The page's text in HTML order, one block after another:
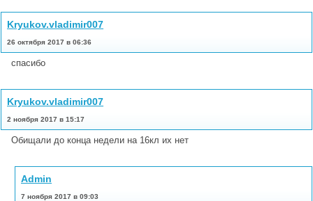
Kryukov.vladimir007
26 октября 2017 в 06:36
спасибо
Kryukov.vladimir007
2 ноября 2017 в 15:17
Обищали до конца недели на 16кл их нет
Admin
7 ноября 2017 в 09:03